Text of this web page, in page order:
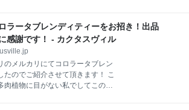
突入したまま現在に至ります。 親
くてもありがたい事に子株達がチ
くれております！ お子達が更に生
長が必須ですからね！ 鉢増して
況ぶりでした。 そんな大いに賑わ
から煙が出る位私が悩んでいる最
がバンバン飛び交っておりまし
し兼ねない所もありましたが冷静
ればそんなバブリーなお買い物は
んので相当悩んでお招きした訳で
ラータブレンディティーをお招き！出品
感謝です！ - カクタスヴィル
のメルカリにてコロラータブレン
たのでご紹介させて頂きます！ こ
肉植物に目がない私でしてこのブ